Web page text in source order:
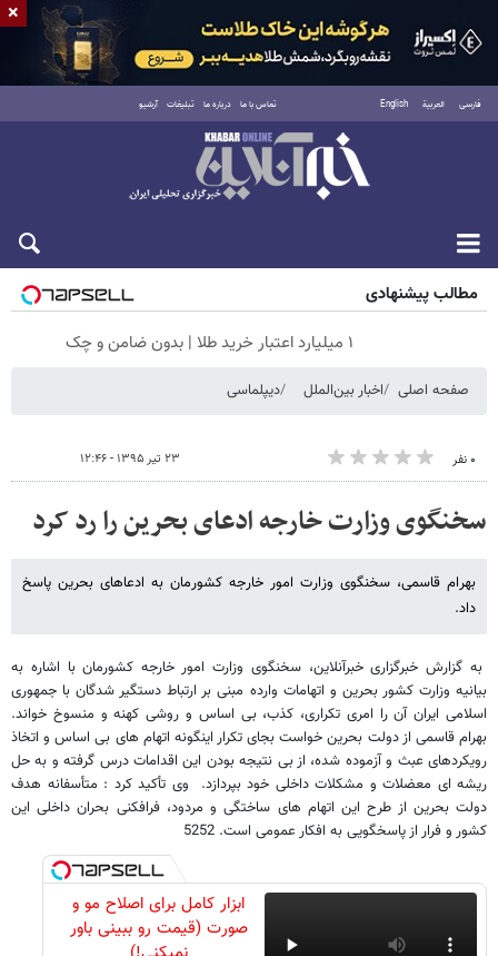
فارسی العربية English تماس با ما درباره ما تبلیغات آرشیو
پنجشنبه ۱۵ مرداد ۱۴۰۵
مطالب پیشنهادی
۱ میلیارد اعتبار خرید طلا | بدون ضامن و چک
صفحه اصلی اخبار بین‌الملل دیپلماسی
۰ نفر ۲۳ تیر ۱۳۹۵ - ۱۲:۴۶
سخنگوی وزارت خارجه ادعای بحرین را رد کرد
بهرام قاسمی، سخنگوی وزارت امور خارجه کشورمان به ادعاهای بحرین پاسخ
داد.
به گزارش خبرگزاری خبرآنلاین، سخنگوی وزارت امور خارجه کشورمان با اشاره به
بیانیه وزارت کشور بحرین و اتهامات وارده مبنی بر ارتباط دستگیر شدگان با جمهوری
اسلامی ایران آن را امری تکراری، کذب، بی اساس و روشی کهنه و منسوخ خواند.
بهرام قاسمی از دولت بحرین خواست بجای تکرار اینگونه اتهام های بی اساس و اتخاذ
رویکردهای عبث و آزموده شده، از بی نتیجه بودن این اقدامات درس گرفته و به حل
ریشه ای معضلات و مشکلات داخلی خود بپردازد. وی تأکید کرد : متأسفانه هدف
دولت بحرین از طرح این اتهام های ساختگی و مردود، فرافکنی بحران داخلی این
کشور و فرار از پاسخگویی به افکار عمومی است. 5252
ابزار کامل برای اصلاح مو و
صورت (قیمت رو ببینی باور
×